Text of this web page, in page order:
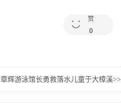
赞
0
辉游泳馆长勇救落水儿童于大樟溪>>